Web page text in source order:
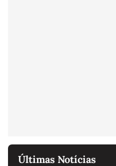
Últimas Notícias